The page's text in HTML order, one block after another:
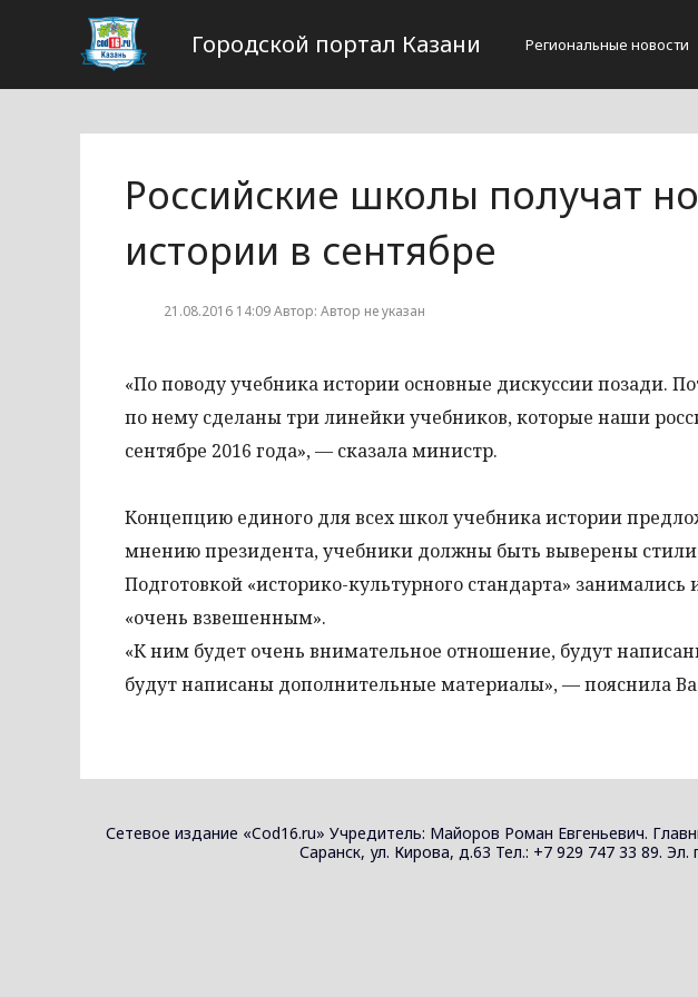
Городской портал Казани Региональные новости
Российские школы получат
истории в сентябре
21.08.2016 14:09 Автор: Автор не указан
«По поводу учебника истории основные дискуссии позади.
по нему сделаны три линейки учебников, которые наши
сентябре 2016 года», — сказала министр.
Концепцию единого для всех школ учебника истории
мнению президента, учебники должны быть выверены
Подготовкой «историко-культурного стандарта» занимались
«очень взвешенным».
«К ним будет очень внимательное отношение, будут
будут написаны дополнительные материалы», — пояснила
Сетевое издание «Cod16.ru» Учредитель: Майоров Роман Евгеньевич.
Саранск, ул. Кирова, д.63 Тел.: +7 929 747 33 89.